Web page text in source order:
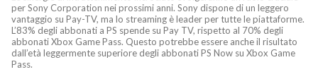
per Sony Corporation nei prossimi anni. Sony dispone di un leggero
vantaggio su Pay-TV, ma lo streaming è leader per tutte le piattaforme.
L’83% degli abbonati a PS spende su Pay TV, rispetto al 70% degli
abbonati Xbox Game Pass. Questo potrebbe essere anche il risultato
dall’età leggermente superiore degli abbonati PS Now su Xbox Game
Pass.